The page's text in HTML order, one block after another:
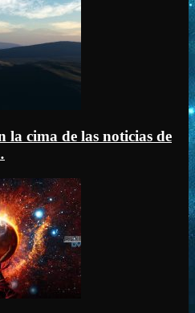
la cima de las noticias de